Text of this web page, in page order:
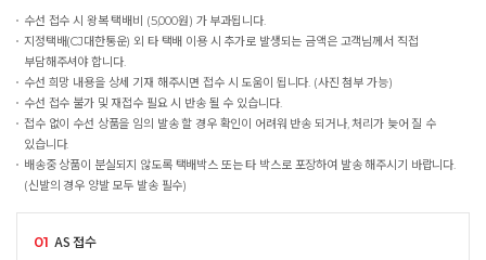
수선 접수 시 왕복 택배비 (5,000원) 가 부과됩니다.
지정택배(CJ대한통운) 외 타 택배 이용 시 추가로 발생되는 금액은 고객님께서 직접
부담해주셔야 합니다.
수선 희망 내용을 상세 기재 해주시면 접수 시 도움이 됩니다. (사진 첨부 가능)
수선 접수 불가 및 재접수 필요 시 반송 될 수 있습니다.
접수 없이 수선 상품을 임의 발송 할 경우 확인이 어려워 반송 되거나, 처리가 늦어 질 수
있습니다.
배송중 상품이 분실되지 않도록 택배박스 또는 타 박스로 포장하여 발송 해주시기 바랍니다.
(신발의 경우 양발 모두 발송 필수)
01 AS 접수